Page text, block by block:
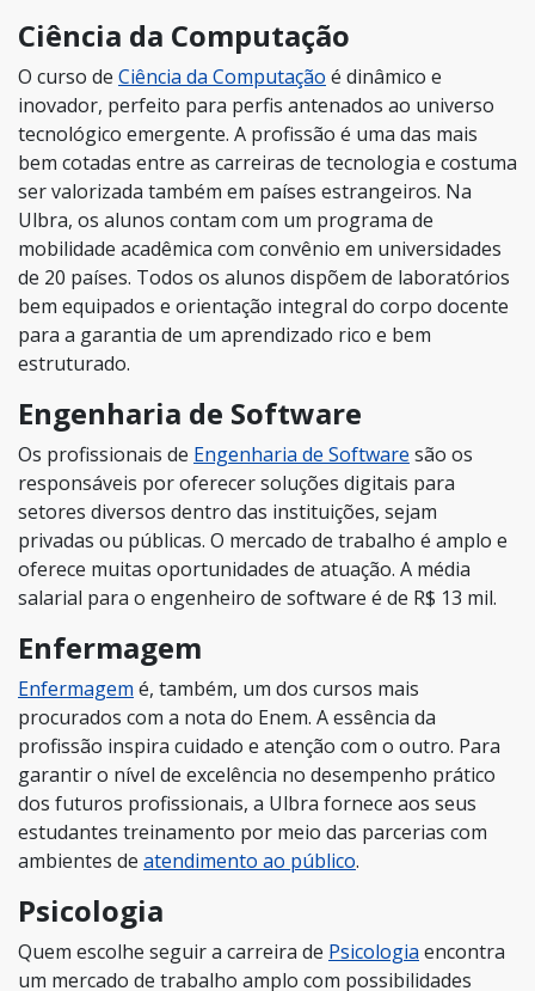
Ciência da Computação
O curso de Ciência da Computação é dinâmico e
inovador, perfeito para perfis antenados ao universo
tecnológico emergente. A profissão é uma das mais
bem cotadas entre as carreiras de tecnologia e costuma
ser valorizada também em países estrangeiros. Na
Ulbra, os alunos contam com um programa de
mobilidade acadêmica com convênio em universidades
de 20 países. Todos os alunos dispõem de laboratórios
bem equipados e orientação integral do corpo docente
para a garantia de um aprendizado rico e bem
estruturado.
Engenharia de Software
Os profissionais de Engenharia de Software são os
responsáveis por oferecer soluções digitais para
setores diversos dentro das instituições, sejam
privadas ou públicas. O mercado de trabalho é amplo e
oferece muitas oportunidades de atuação. A média
salarial para o engenheiro de software é de R$ 13 mil.
Enfermagem
Enfermagem é, também, um dos cursos mais
procurados com a nota do Enem. A essência da
profissão inspira cuidado e atenção com o outro. Para
garantir o nível de excelência no desempenho prático
dos futuros profissionais, a Ulbra fornece aos seus
estudantes treinamento por meio das parcerias com
ambientes de atendimento ao público.
Psicologia
Quem escolhe seguir a carreira de Psicologia encontra
um mercado de trabalho amplo com possibilidades